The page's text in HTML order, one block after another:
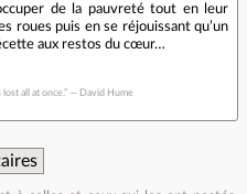
de la pauvreté tout en leur
roues puis en se réjouissant qu’un
aux restos du cœur…
all at once.” ― David Hume